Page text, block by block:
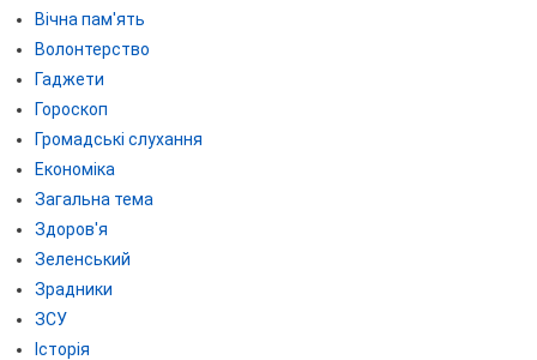
Вічна пам'ять
Волонтерство
Гаджети
Гороскоп
Громадські слухання
Економіка
Загальна тема
Здоров'я
Зеленський
Зрадники
ЗСУ
Історія